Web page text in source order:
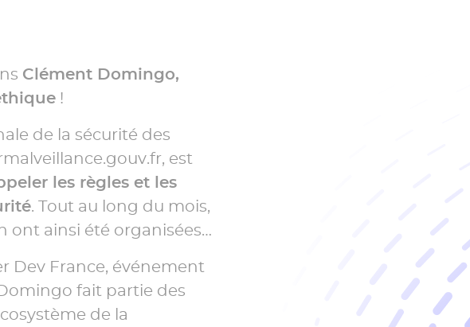
Clément Domingo,
!
de la sécurité des
est
les règles et les
. Tout au long du mois,
ont ainsi été organisées…
Dev France, événement
fait partie des
de la